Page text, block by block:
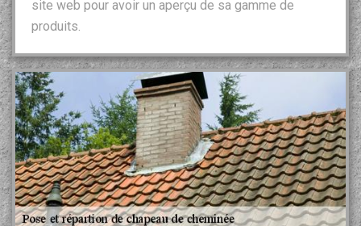
site web pour avoir un aperçu de sa gamme de
produits.